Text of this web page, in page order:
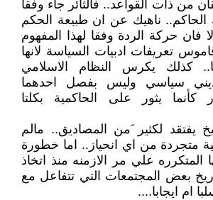
من ذات القواعد.. فالثائر جاء وفقا
الحاكم.. ناهيك عن ان طبيعة الحكم
فان حركة الردة وفقا لهذا المفهوم
تعريفات ادبيات السياسة لانها
كذلك يكرس النظام الاسلامي
ديني سياسي وليس بفصل احدهما
كأنما يثور على الحاكمية بكلتا
يفتقد لكثير َمن المصاديق.. مالم
متجردة من اي انحياز.. اما خطورة
المتكرره علي مر الازمنه منذ اتخاذ
بعض المجتمعات التي تتفاعل مع
ام ايجابا....